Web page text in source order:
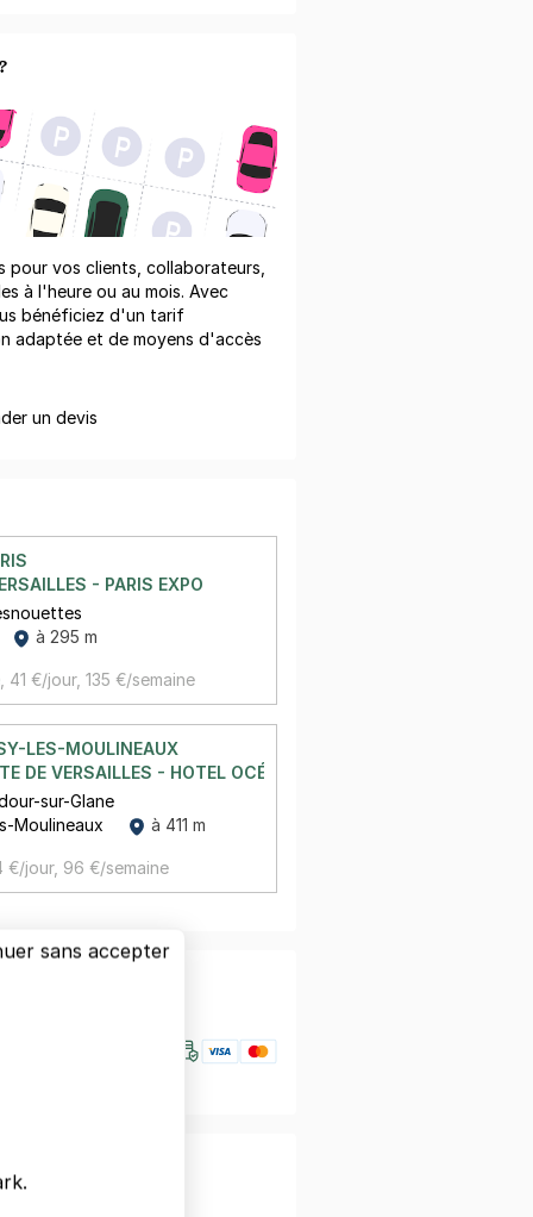
pour vos clients, collaborateurs,
à l'heure ou au mois. Avec
bénéficiez d'un tarif
adaptée et de moyens d'accès
un devis
- PARIS EXPO
à 295 m
41 €/jour, 135 €/semaine
LES-MOULINEAUX
DE VERSAILLES - HOTEL OCÉANIA PORTE DE VERSAILLES
sur-Glane
Moulineaux
à 411 m
€/jour, 96 €/semaine
smartphone
sans accepter